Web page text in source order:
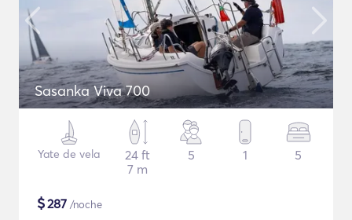
Sasanka Viva 700
Yate de vela
24 ft
7 m
5 1 5
$287 /noche